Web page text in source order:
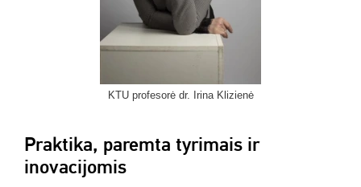
KTU profesorė dr. Irina Klizienė
Praktika, paremta tyrimais ir
inovacijomis